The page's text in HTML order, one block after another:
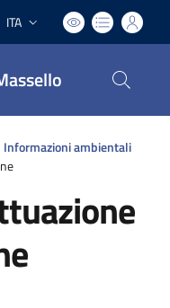
Lingua attiva:
ITA
Informazioni ambientali